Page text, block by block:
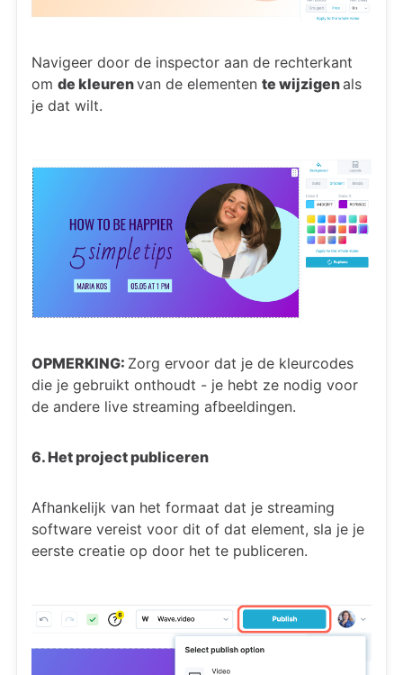
Navigeer door de inspector aan de rechterkant
om de kleurenvan de elementen te wijzigenals
je dat wilt.
OPMERKING: Zorg ervoor dat je de kleurcodes
die je gebruikt onthoudt - je hebt ze nodig voor
de andere live streaming afbeeldingen.
6. Het project publiceren
Afhankelijk van het formaat dat je streaming
software vereist voor dit of dat element, sla je je
eerste creatie op door het te publiceren.